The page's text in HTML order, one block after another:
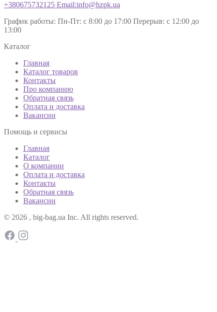
+380675732125 Email:info@hzpk.ua
График работы: Пн-Пт: c 8:00 до 17:00 Перерыв: c 12:00 до
13:00
Каталог
Главная
Каталог товаров
Контакты
Про компанию
Обратная связь
Оплата и доставка
Вакансии
Помощь и сервисы
Главная
Каталог
О компании
Оплата и доставка
Контакты
Обратная связь
Вакансии
© 2026 , big-bag.ua Inc. All rights reserved.